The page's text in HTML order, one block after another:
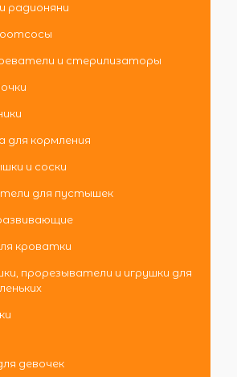
радионяни
и стерилизаторы
для кормления
и соски
для пустышек
кроватки
прорезыватели и игрушки для
девочек